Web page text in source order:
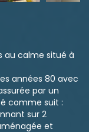
au calme situé à
années 80 avec
par un
comme suit :
sur 2
et